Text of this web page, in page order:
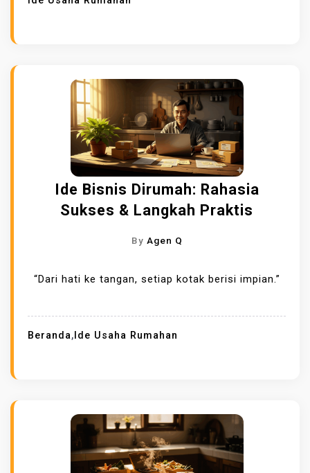
Ide Bisnis Dirumah: Rahasia
Sukses & Langkah Praktis
By Agen Q
“Dari hati ke tangan, setiap kotak berisi impian.”
Beranda, Ide Usaha Rumahan